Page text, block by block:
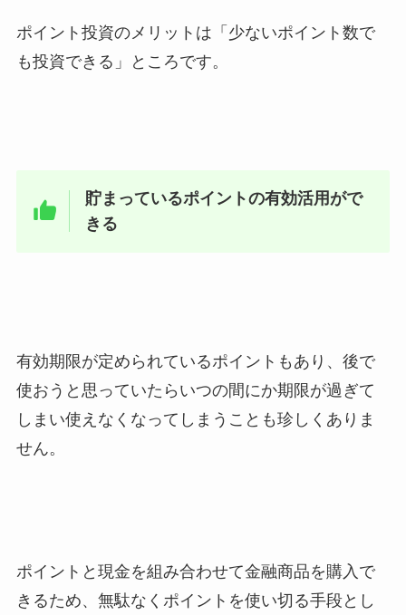
ポイント投資のメリットは「少ないポイント数で
も投資できる」ところです。
貯まっているポイントの有効活用がで
きる
有効期限が定められているポイントもあり、後で
使おうと思っていたらいつの間にか期限が過ぎて
しまい使えなくなってしまうことも珍しくありま
せん。
ポイントと現金を組み合わせて金融商品を購入で
きるため、無駄なくポイントを使い切る手段とし